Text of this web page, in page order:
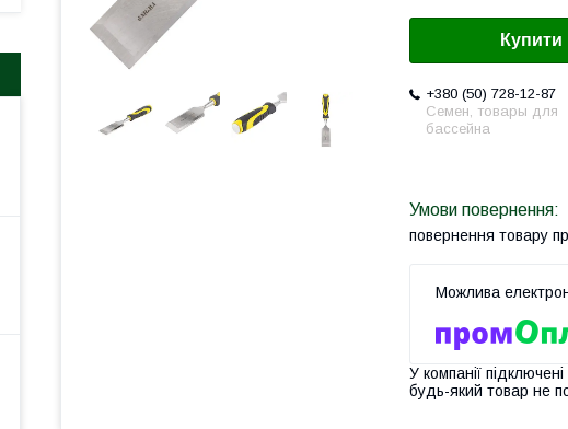
Купити
+380 (50) 728-12-87
Семен, товары для
бассейна
повернення товару
У компанії
будь-який товар не